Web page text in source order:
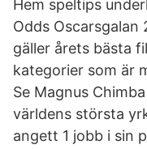
Hem speltips
Odds Oscarsgalan
gäller årets bästa
kategorier som är
Se Magnus
världens största
angett 1 jobb i sin